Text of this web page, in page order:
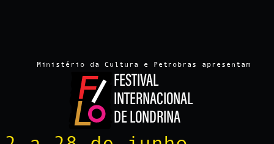
Ministério da Cultura e Petrobras apresentam
FESTIVAL
INTERNACIONAL
DE LONDRINA